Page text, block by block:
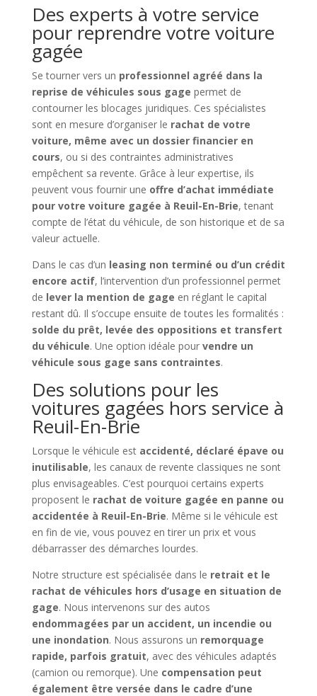
Des experts à votre service
pour reprendre votre voiture
gagée
Se tourner vers un professionnel agréé dans la
reprise de véhicules sous gage permet de
contourner les blocages juridiques. Ces spécialistes
sont en mesure d’organiser le rachat de votre
voiture, même avec un dossier financier en
cours, ou si des contraintes administratives
empêchent sa revente. Grâce à leur expertise, ils
peuvent vous fournir une offre d’achat immédiate
pour votre voiture gagée à Reuil-En-Brie, tenant
compte de l’état du véhicule, de son historique et de sa
valeur actuelle.
Dans le cas d’un leasing non terminé ou d’un crédit
encore actif, l’intervention d’un professionnel permet
de lever la mention de gage en réglant le capital
restant dû. Il s’occupe ensuite de toutes les formalités :
solde du prêt, levée des oppositions et transfert
du véhicule. Une option idéale pour vendre un
véhicule sous gage sans contraintes.
Des solutions pour les
voitures gagées hors service à
Reuil-En-Brie
Lorsque le véhicule est accidenté, déclaré épave ou
inutilisable, les canaux de revente classiques ne sont
plus envisageables. C’est pourquoi certains experts
proposent le rachat de voiture gagée en panne ou
accidentée à Reuil-En-Brie. Même si le véhicule est
en fin de vie, vous pouvez en tirer un prix et vous
débarrasser des démarches lourdes.
Notre structure est spécialisée dans le retrait et le
rachat de véhicules hors d’usage en situation de
gage. Nous intervenons sur des autos
endommagées par un accident, un incendie ou
une inondation. Nous assurons un remorquage
rapide, parfois gratuit, avec des véhicules adaptés
(camion ou remorque). Une compensation peut
également être versée dans le cadre d’une